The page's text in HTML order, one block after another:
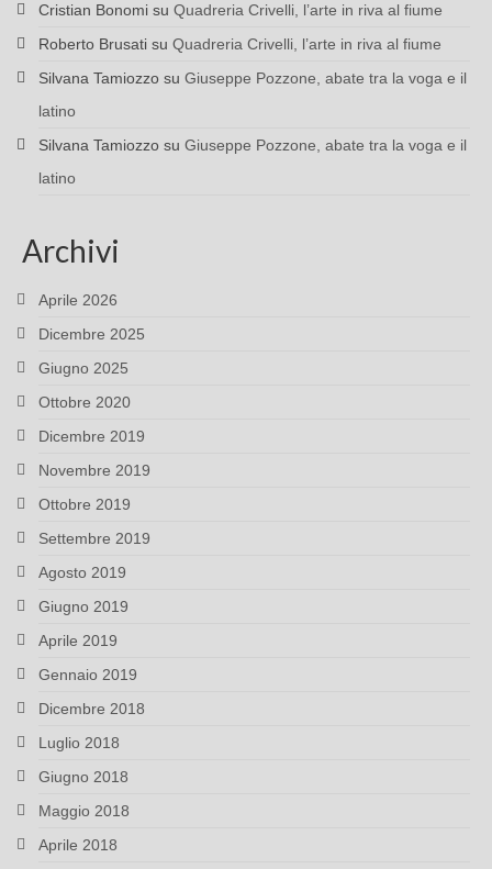
Cristian Bonomi su Quadreria Crivelli, l’arte in riva al fiume
Roberto Brusati su Quadreria Crivelli, l’arte in riva al fiume
Silvana Tamiozzo su Giuseppe Pozzone, abate tra la voga e il
latino
Silvana Tamiozzo su Giuseppe Pozzone, abate tra la voga e il
latino
Archivi
Aprile 2026
Dicembre 2025
Giugno 2025
Ottobre 2020
Dicembre 2019
Novembre 2019
Ottobre 2019
Settembre 2019
Agosto 2019
Giugno 2019
Aprile 2019
Gennaio 2019
Dicembre 2018
Luglio 2018
Giugno 2018
Maggio 2018
Aprile 2018